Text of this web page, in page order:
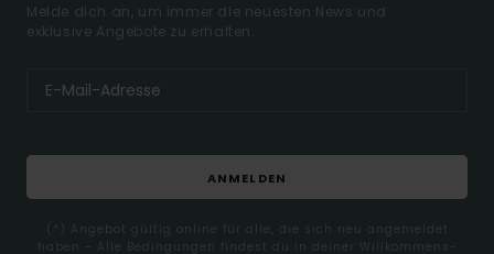
Melde dich an, um immer die neuesten News und
exklusive Angebote zu erhalten.
ANMELDEN
(*) Angebot gültig online für alle, die sich neu angemeldet
haben - Alle Bedingungen findest du in deiner Willkommens-